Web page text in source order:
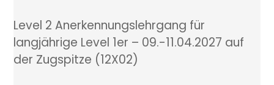
Level 2 Anerkennungslehrgang für
langjährige Level 1er – 09.-11.04.2027 auf
der Zugspitze (12X02)